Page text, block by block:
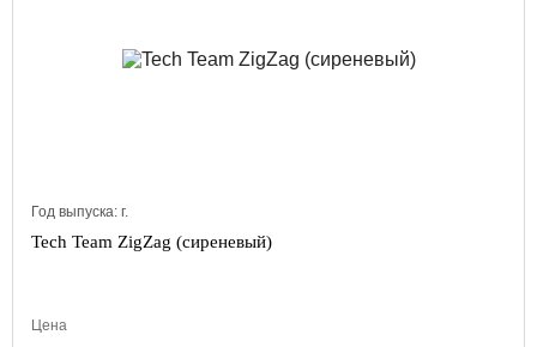
Год выпуска: г.
Tech Team ZigZag (сиреневый)
Цена